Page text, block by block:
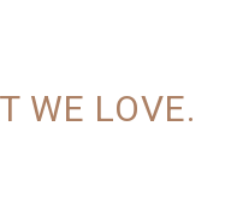
WE LOVE.